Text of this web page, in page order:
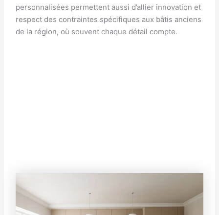
personnalisées permettent aussi d’allier innovation et
respect des contraintes spécifiques aux bâtis anciens
de la région, où souvent chaque détail compte.